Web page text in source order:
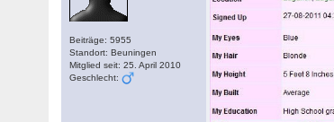
Beiträge: 5955
Standort: Beuningen
Mitglied seit: 25. April 2010
Geschlecht: